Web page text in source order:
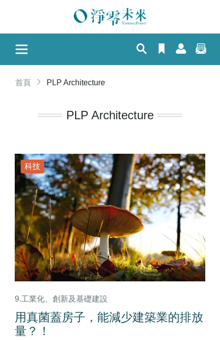
首頁 PLP Architecture
PLP Architecture
科技
9.工業化、創新及基礎建設
用真菌蓋房子，能減少建築業的排放
量？！